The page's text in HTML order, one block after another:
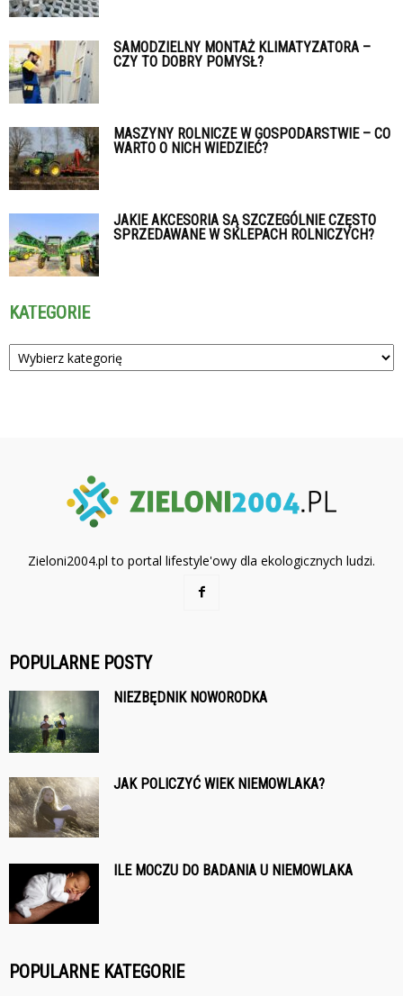
SAMODZIELNY MONTAŻ KLIMATYZATORA –
CZY TO DOBRY POMYSŁ?
MASZYNY ROLNICZE W GOSPODARSTWIE – CO
WARTO O NICH WIEDZIEĆ?
JAKIE AKCESORIA SĄ SZCZEGÓLNIE CZĘSTO
SPRZEDAWANE W SKLEPACH ROLNICZYCH?
KATEGORIE
Kategorie
Zieloni2004.pl to portal lifestyle'owy dla ekologicznych ludzi.
POPULARNE POSTY
NIEZBĘDNIK NOWORODKA
JAK POLICZYĆ WIEK NIEMOWLAKA?
ILE MOCZU DO BADANIA U NIEMOWLAKA
POPULARNE KATEGORIE